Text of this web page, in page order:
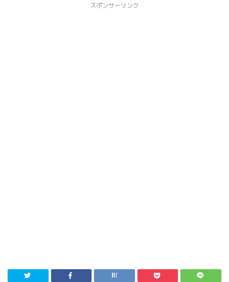
スポンサーリンク